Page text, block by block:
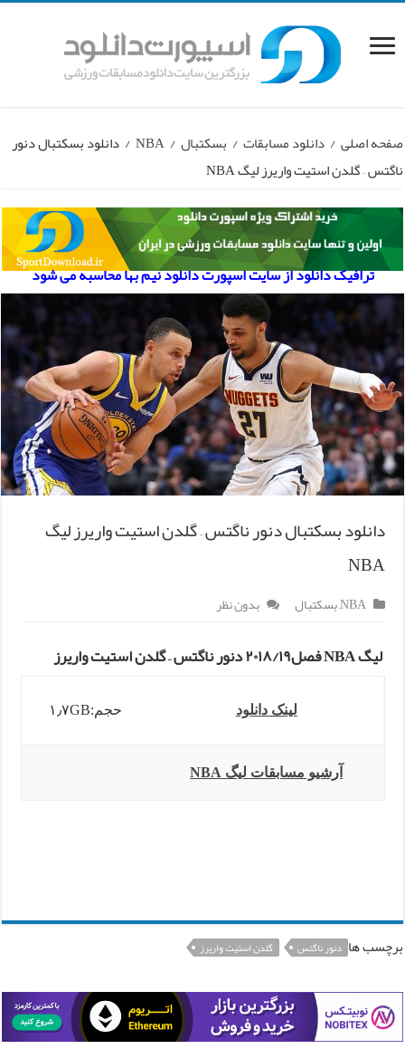
صفحه اصلی / دانلود مسابقات / بسکتبال /
NBA
/ دانلود بسکتبال دنور
ناگتس – گلدن استیت واریرز لیگ NBA
ترافیک دانلود از سایت اسپورت دانلود نیم بها محاسبه می شود
دانلود بسکتبال دنور ناگتس – گلدن استیت واریرز لیگ
NBA
NBA
,بسکتبال بدون نظر
لیگ NBA فصل۲۰۱۸/۱۹ دنور ناگتس – گلدن استیت واریرز
لینک دانلود حجم:۱٫۷GB
آرشیو مسابقات لیگ NBA
برچسب ها دنور ناگتس گلدن استیت واریرز